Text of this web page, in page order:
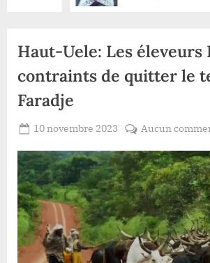
Lungangbe
Haut-Uele: Les éleveurs
contraints de quitter le
Faradje
Posted
10 novembre 2023
Lacloche
Aucun